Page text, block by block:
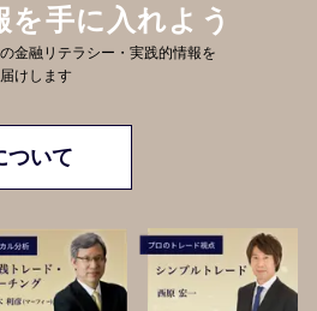
を手に入れよう
金融リテラシー・実践的情報を
けします
ついて